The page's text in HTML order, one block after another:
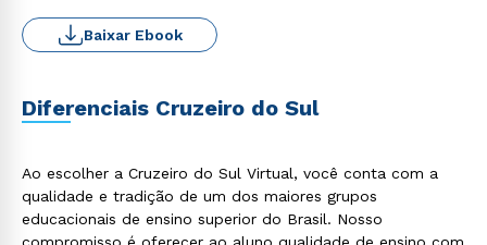
Baixar Ebook
Diferenciais Cruzeiro do Sul
Ao escolher a Cruzeiro do Sul Virtual, você conta com a
qualidade e tradição de um dos maiores grupos
educacionais de ensino superior do Brasil. Nosso